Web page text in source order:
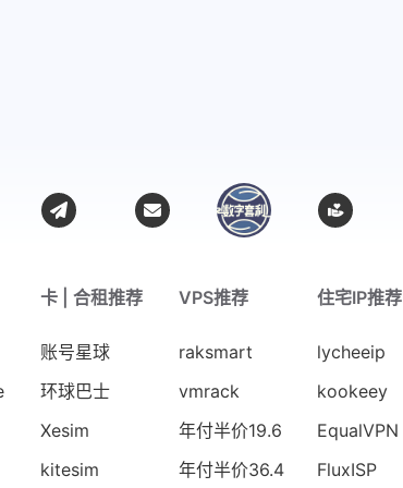
卡 | 合租推荐
账号星球
环球巴士
Xesim
kitesim
VPS推荐
raksmart
vmrack
年付半价19.6
年付半价36.4
住宅IP推荐
lycheeip
kookeey
EqualVPN
FluxISP